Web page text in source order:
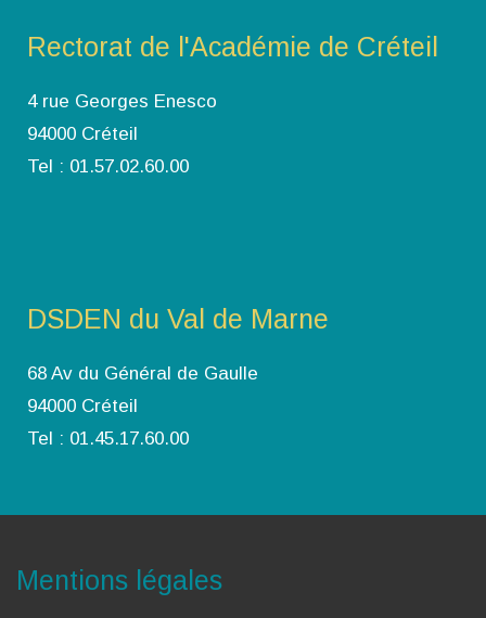
Rectorat de l'Académie de Créteil
4 rue Georges Enesco
94000 Créteil
Tel : 01.57.02.60.00
DSDEN du Val de Marne
68 Av du Général de Gaulle
94000 Créteil
Tel : 01.45.17.60.00
Mentions légales